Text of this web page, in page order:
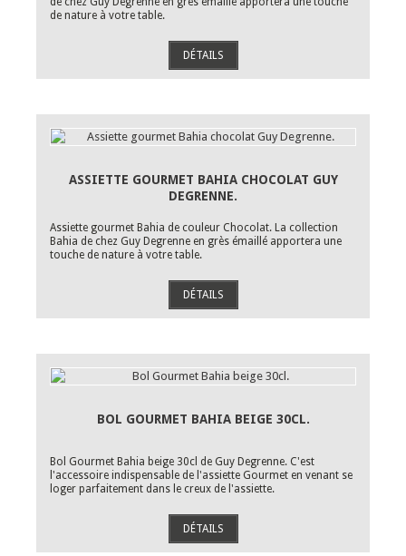
de nature à votre table.
DÉTAILS
ASSIETTE GOURMET BAHIA CHOCOLAT GUY
DEGRENNE.
Assiette gourmet Bahia de couleur Chocolat. La collection
Bahia de chez Guy Degrenne en grès émaillé apportera une
touche de nature à votre table.
DÉTAILS
BOL GOURMET BAHIA BEIGE 30CL.
Bol Gourmet Bahia beige 30cl de Guy Degrenne. C'est
l'accessoire indispensable de l'assiette Gourmet en venant se
loger parfaitement dans le creux de l'assiette.
DÉTAILS